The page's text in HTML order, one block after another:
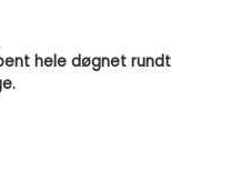
hele døgnet rundt